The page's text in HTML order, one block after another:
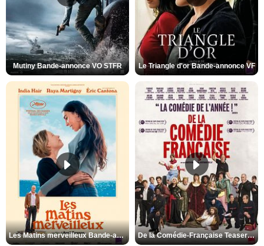
Mutiny Bande-annonce VO STFR Le Triangle d'or Bande-annonce VF
Les Matins merveilleux Bande-annonce VF De la Comédie-Française Teaser VF